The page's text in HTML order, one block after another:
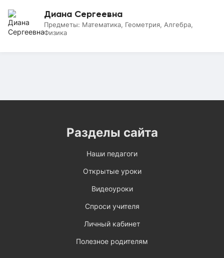
Диана Сергеевна
Предметы: Математика, Геометрия, Алгебра,
Физика
Разделы сайта
Наши педагоги
Открытые уроки
Видеоуроки
Спроси учителя
Личный кабинет
Полезное родителям